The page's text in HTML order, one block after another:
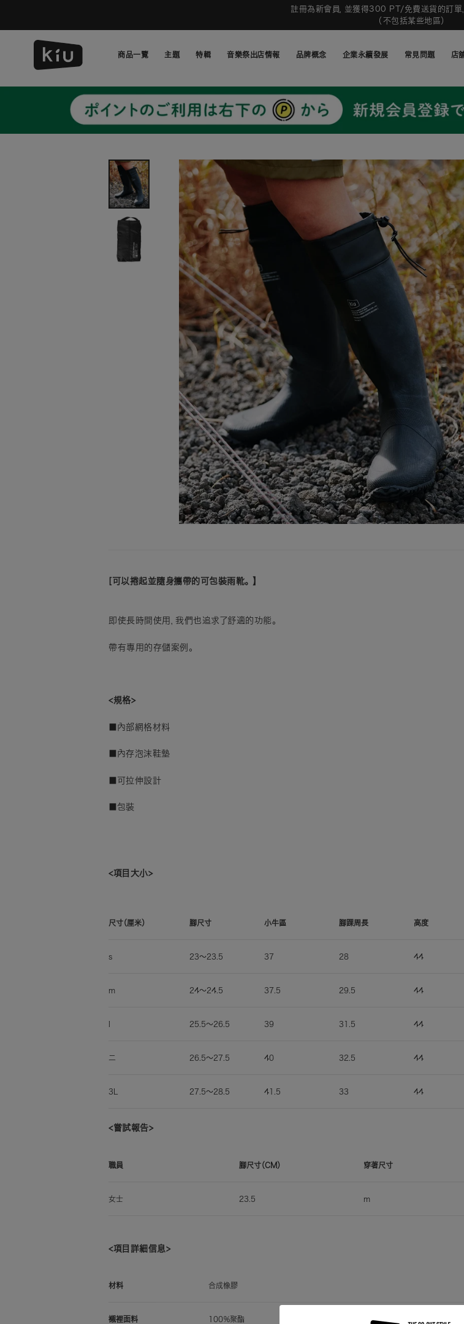
並
註冊為新會員，並獲得300 PT/免費送貨的訂
（不包括某些地區）
商品一覽 主題 特輯 音樂祭出店情報 品牌概念 企業永續發展 常見問題 店
[可以捲起並隨身攜帶的可包裝雨靴。 】
即使長時間使用，我們也追求了舒適的功能。
帶有專用的存儲案例。
<規格>
■內部網格材料
■內存泡沫鞋墊
■可拉伸設計
■包裝
<項目大小>
尺寸（厘米） 腳尺寸 小牛區 腳踝周長 高度
s 23〜23.5 37 28 44
m 24〜24.5 37.5 29.5 44
25.5〜26.5 39 31.5 44
二 26.5〜27.5 40 32.5 44
3L 27.5〜28.5 41.5 33 44
<嘗試報告>
職員 腳尺寸（CM） 穿著尺寸
女士 23.5 m
<項目詳細信息>
材料 合成橡膠
襯裡面料 100％聚酯